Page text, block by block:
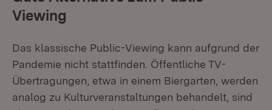
Viewing
Das klassische Public-Viewing kann aufgrund der
Pandemie nicht stattfinden. Öffentliche TV-
Übertragungen, etwa in einem Biergarten, werden
analog zu Kulturveranstaltungen behandelt, sind